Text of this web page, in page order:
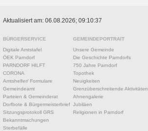
Aktualisiert am: 06.08.2026; 09:10:37
BÜRGERSERVICE
Digitale Amtstafel
ÖEK Parndorf
PARNDORF HILFT
CORONA
Amtshelfer/ Formulare
Gemeindeamt
Parteien & Gemeinderat
Dorfbote & Bürgermeisterbrief
Sitzungsprotokoll GRS
Bekanntmachungen
Sterbefälle
GEMEINDEPORTRAIT
Unsere Gemeinde
Die Geschichte Parndorfs
750 Jahre Parndorf
Topothek
Neuigkeiten
Grenzüberschreitende Aktivitäten
Ahnengalerie
Jubiläen
Religionen in Parndorf